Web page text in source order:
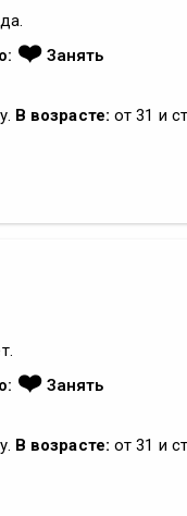
❤️Занять
В возрасте: от 31 и
❤️Занять
В возрасте: от 31 и